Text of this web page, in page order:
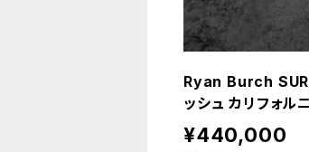
Ryan Burch
ッシュ カリフォル
¥440,000